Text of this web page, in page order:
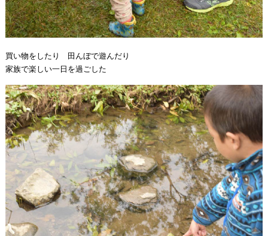
買い物をしたり 田んぼで遊んだり
家族で楽しい一日を過ごした